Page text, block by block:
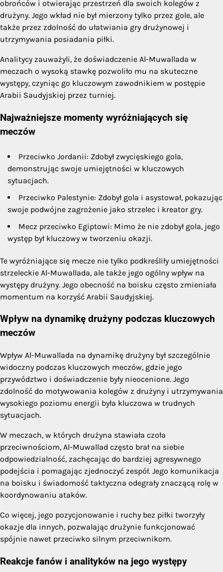
obrońców i otwierając przestrzeń dla swoich kolegów z
drużyny. Jego wkład nie był mierzony tylko przez gole, ale
także przez zdolność do ułatwiania gry drużynowej i
utrzymywania posiadania piłki.
Analitycy zauważyli, że doświadczenie Al-Muwallada w
meczach o wysoką stawkę pozwoliło mu na skuteczne
występy, czyniąc go kluczowym zawodnikiem w postępie
Arabii Saudyjskiej przez turniej.
Najważniejsze momenty wyróżniających się
meczów
Przeciwko Jordanii: Zdobył zwycięskiego gola,
demonstrując swoje umiejętności w kluczowych
sytuacjach.
Przeciwko Palestynie: Zdobył gola i asystował, pokazując
swoje podwójne zagrożenie jako strzelec i kreator gry.
Mecz przeciwko Egiptowi: Mimo że nie zdobył gola, jego
występ był kluczowy w tworzeniu okazji.
Te wyróżniające się mecze nie tylko podkreśliły umiejętności
strzeleckie Al-Muwallada, ale także jego ogólny wpływ na
występy drużyny. Jego obecność na boisku często zmieniała
momentum na korzyść Arabii Saudyjskiej.
Wpływ na dynamikę drużyny podczas kluczowych
meczów
Wpływ Al-Muwallada na dynamikę drużyny był szczególnie
widoczny podczas kluczowych meczów, gdzie jego
przywództwo i doświadczenie były nieocenione. Jego
zdolność do motywowania kolegów z drużyny i utrzymywania
wysokiego poziomu energii była kluczowa w trudnych
sytuacjach.
W meczach, w których drużyna stawiała czoła
przeciwnościom, Al-Muwallad często brał na siebie
odpowiedzialność, zachęcając do bardziej agresywnego
podejścia i pomagając zjednoczyć zespół. Jego komunikacja
na boisku i świadomość taktyczna odegrały znaczącą rolę w
koordynowaniu ataków.
Co więcej, jego pozycjonowanie i ruchy bez piłki tworzyły
okazje dla innych, pozwalając drużynie funkcjonować
spójnie nawet przeciwko silnym przeciwnikom.
Reakcje fanów i analityków na jego występy